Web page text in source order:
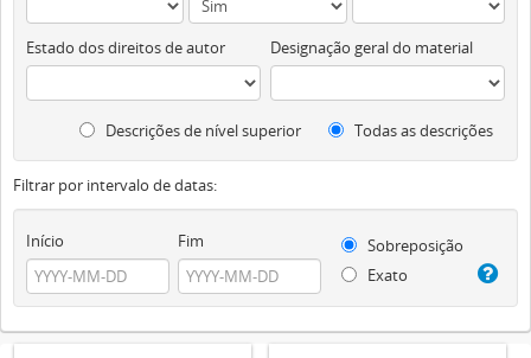
Estado dos direitos de autor Designação geral do material
Descrições de nível superior Todas as descrições
Filtrar por intervalo de datas:
Início Fim
Sobreposição
Exato